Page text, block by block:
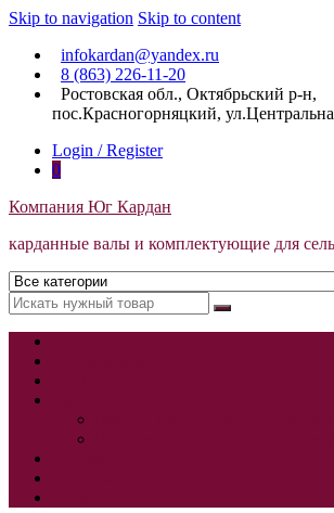
Skip to navigation Skip to content
infokardan@yandex.ru
8 (863) 226-11-20
Ростовская обл., Октябрьский р-н,
пос.Красногорняцкий,
Login / Register
0
Компания Юг Кардан
карданные валы и комплектующие для